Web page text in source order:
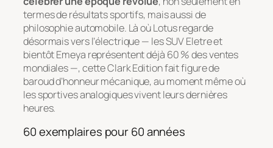
termes de résultats sportifs, mais aussi de
philosophie automobile. Là où Lotus regarde
désormais vers l’électrique — les SUV Eletre et
bientôt Emeya représentent déjà 60 % des ventes
mondiales —, cette Clark Edition fait figure de
baroud d’honneur mécanique, au moment même où
les sportives analogiques vivent leurs dernières
heures.
60 exemplaires pour 60 années